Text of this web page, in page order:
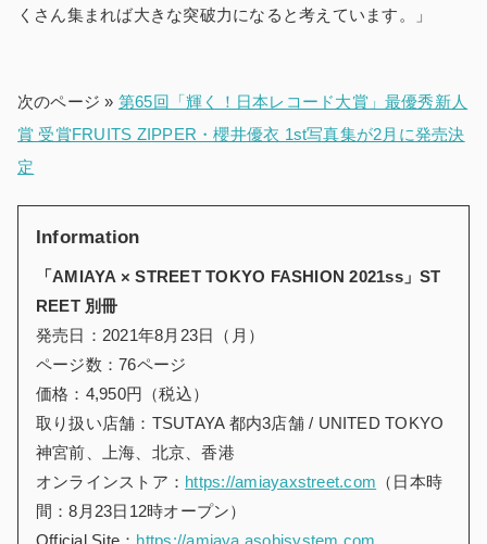
くさん集まれば大きな突破力になると考えています。」
次のページ » 第65回「輝く！日本レコード大賞」最優秀新人
賞 受賞FRUITS ZIPPER・櫻井優衣 1st写真集が2月に発売決
定
Information
「AMIAYA × STREET TOKYO FASHION 2021ss」ST
REET 別冊
発売日：2021年8月23日（月）
ページ数：76ページ
価格：4,950円（税込）
取り扱い店舗：TSUTAYA 都内3店舗 / UNITED TOKYO
神宮前、上海、北京、香港
オンラインストア： https://amiayaxstreet.com （日本時
間：8月23日12時オープン）
Official Site： https://amiaya.asobisystem.com